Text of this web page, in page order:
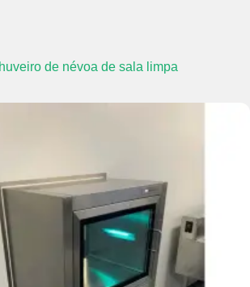
de névoa de sala limpa